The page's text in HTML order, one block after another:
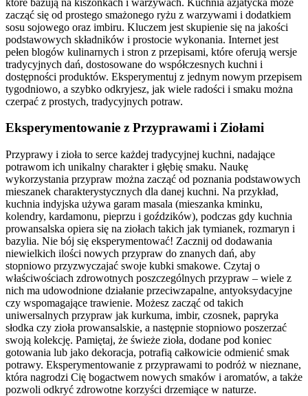
zacząć się od prostego smażonego ryżu z warzywami i dodatkiem
sosu sojowego oraz imbiru. Kluczem jest skupienie się na jakości
podstawowych składników i prostocie wykonania. Internet jest
pełen blogów kulinarnych i stron z przepisami, które oferują wersje
tradycyjnych dań, dostosowane do współczesnych kuchni i
dostępności produktów. Eksperymentuj z jednym nowym przepisem
tygodniowo, a szybko odkryjesz, jak wiele radości i smaku można
czerpać z prostych, tradycyjnych potraw.
Eksperymentowanie z Przyprawami i Ziołami
Przyprawy i zioła to serce każdej tradycyjnej kuchni, nadające
potrawom ich unikalny charakter i głębię smaku. Naukę
wykorzystania przypraw można zacząć od poznania podstawowych
mieszanek charakterystycznych dla danej kuchni. Na przykład,
kuchnia indyjska używa garam masala (mieszanka kminku,
kolendry, kardamonu, pieprzu i goździków), podczas gdy kuchnia
prowansalska opiera się na ziołach takich jak tymianek, rozmaryn i
bazylia. Nie bój się eksperymentować! Zacznij od dodawania
niewielkich ilości nowych przypraw do znanych dań, aby
stopniowo przyzwyczajać swoje kubki smakowe. Czytaj o
właściwościach zdrowotnych poszczególnych przypraw – wiele z
nich ma udowodnione działanie przeciwzapalne, antyoksydacyjne
czy wspomagające trawienie. Możesz zacząć od takich
uniwersalnych przypraw jak kurkuma, imbir, czosnek, papryka
słodka czy zioła prowansalskie, a następnie stopniowo poszerzać
swoją kolekcję. Pamiętaj, że świeże zioła, dodane pod koniec
gotowania lub jako dekoracja, potrafią całkowicie odmienić smak
potrawy. Eksperymentowanie z przyprawami to podróż w nieznane,
która nagrodzi Cię bogactwem nowych smaków i aromatów, a także
pozwoli odkryć zdrowotne korzyści drzemiące w naturze.